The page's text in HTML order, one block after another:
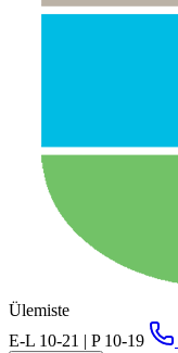
Ülemiste
E-L 10-21 | P 10-19